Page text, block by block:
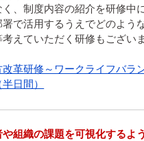
く、制度内容の紹介を研修中
署で活用するうえでどのよう
えていただく研修もございま
改革研修～ワークライフバラ
日間）
や組織の課題を可視化するよ